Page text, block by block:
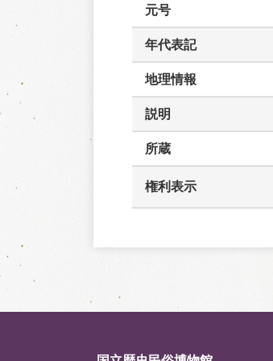
元号
年代表記
地理情報
説明
所蔵
権利表示